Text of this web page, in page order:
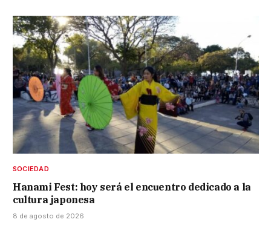
SOCIEDAD
Hanami Fest: hoy será el encuentro dedicado a la
cultura japonesa
8 de agosto de 2026